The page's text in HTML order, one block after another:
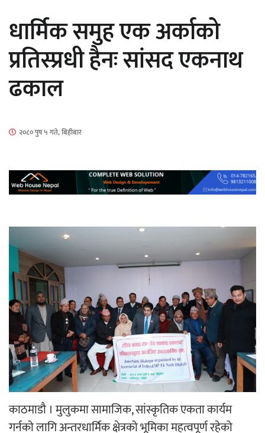
नेपालगञ्जमा पर्खाल भत्किँदा दुई मजदुरको मृत्यु
‘ईयुमा डट कम’ले बुधबारदेखि आफ्नो
औपचारिक सेवा सञ्चालनमा
हलमा छैन ‘गौँथली’को टिकट
धार्मिक समुह एक अर्काको
प्रतिस्प्रधी हैनः सांसद एकनाथ
ढकाल
२०८० पुष ५ गते, बिहीबार
काठमाडौ । मुलुकमा सामाजिक, सांस्कृतिक एकता कार्यम
गर्नको लागि अन्तरधार्मिक क्षेत्रको भूमिका महत्वपूर्ण रहेको